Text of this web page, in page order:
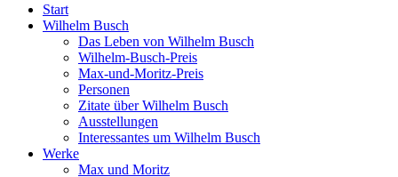
Start
Wilhelm Busch
Das Leben von Wilhelm Busch
Wilhelm-Busch-Preis
Max-und-Moritz-Preis
Personen
Zitate über Wilhelm Busch
Ausstellungen
Interessantes um Wilhelm Busch
Werke
Max und Moritz